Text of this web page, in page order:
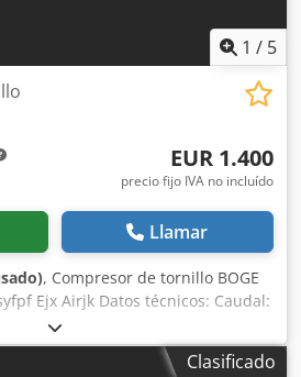
1 / 5
EUR 1.400
precio fijo IVA no incluído
Llamar
, Compresor de tornillo BOGE
Ejx Airjk Datos técnicos: Caudal:
motor de 11 kW; presión
2003; horas de funcionamiento: 11
PLN; precio bruto: 7626 PLN.Clasificado